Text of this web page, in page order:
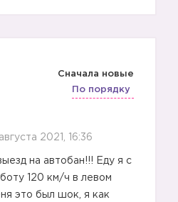
Сначала новые
По порядку
2021, 16:36
на автобан!!! Еду я с
120 км/ч в левом
это был шок, я как